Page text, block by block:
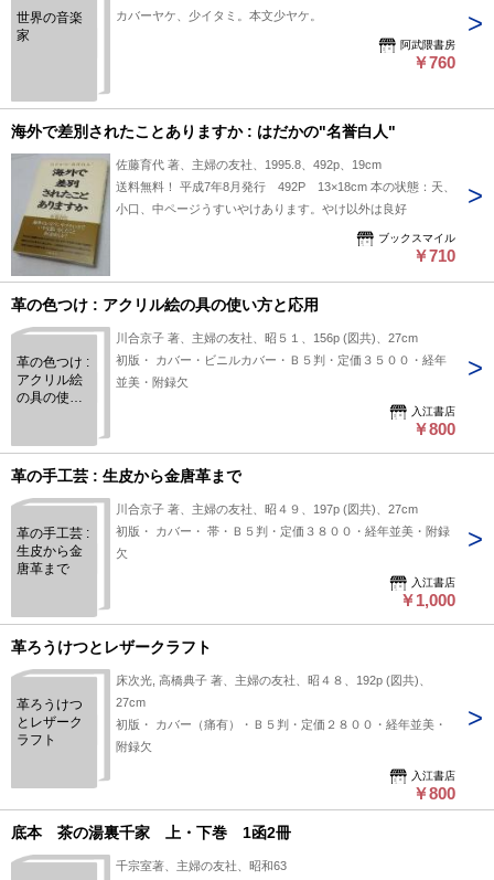
世界の音楽
家
カバーヤケ、少イタミ。本文少ヤケ。
阿武隈書房
￥760
海外で差別されたことありますか : はだかの"名誉白人"
佐藤育代 著、主婦の友社、1995.8、492p、19cm
送料無料！ 平成7年8月発行 492P 13×18cm 本の状態：天、
小口、中ページうすいやけあります。やけ以外は良好
ブックスマイル
￥710
革の色つけ : アクリル絵の具の使い方と応用
革の色つけ :
アクリル絵
の具の使い
川合京子 著、主婦の友社、昭５１、156p (図共)、27cm
初版・ カバー・ビニルカバー・Ｂ５判・定価３５００・経年
並美・附録欠
入江書店
￥800
革の手工芸 : 生皮から金唐革まで
革の手工芸 :
生皮から金
唐革まで
川合京子 著、主婦の友社、昭４９、197p (図共)、27cm
初版・ カバー・ 帯・Ｂ５判・定価３８００・経年並美・附録
欠
入江書店
￥1,000
革ろうけつとレザークラフト
革ろうけつ
とレザーク
ラフト
床次光, 高橋典子 著、主婦の友社、昭４８、192p (図共)、
27cm
初版・ カバー（痛有）・Ｂ５判・定価２８００・経年並美・
附録欠
入江書店
￥800
底本 茶の湯裏千家 上・下巻 1函2冊
千宗室著、主婦の友社、昭和63